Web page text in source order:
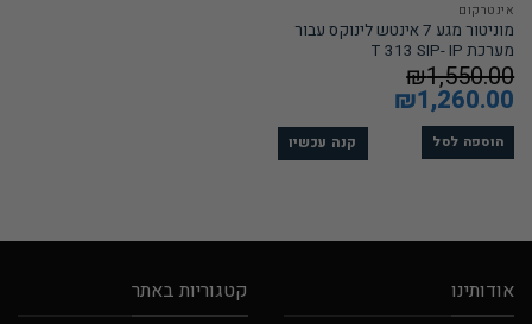
אינטרקום
מוניטור מגע 7 אינטש לינוקס עבור
מערכת T 313 SIP- IP
₪1,550.00
המחיר
המקורי
היה:
₪1,550.00.
₪1,260.00 המחיר
הנוכחי
₪1,260.00. הוספה לסל קנה עכשיו
אודותינו קטגוריות באתר